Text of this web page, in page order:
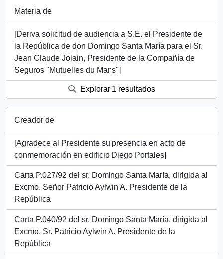
Materia de
[Deriva solicitud de audiencia a S.E. el Presidente de
la República de don Domingo Santa María para el Sr.
Jean Claude Jolain, Presidente de la Compañía de
Seguros "Mutuelles du Mans"]
Explorar 1 resultados
Creador de
[Agradece al Presidente su presencia en acto de
conmemoración en edificio Diego Portales]
Carta P.027/92 del sr. Domingo Santa María, dirigida al
Excmo. Señor Patricio Aylwin A. Presidente de la
República
Carta P.040/92 del sr. Domingo Santa María, dirigida al
Excmo. Sr. Patricio Aylwin A. Presidente de la
República